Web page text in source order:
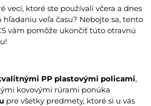
veci, ktoré ste používali včera a dnes
veľa času? Nebojte sa, tento
vám pomôže ukončiť túto otravnú
PP plastovými policami,
kovovými rúrami ponúka
pre všetky predmety, ktoré si u vás